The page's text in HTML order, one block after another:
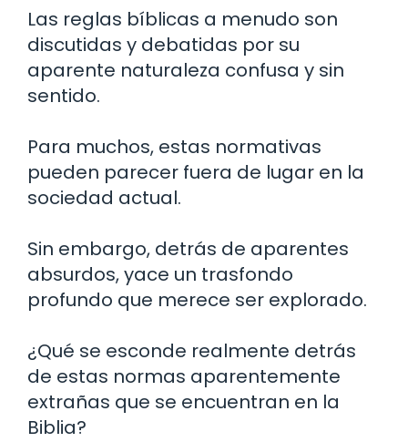
Las reglas bíblicas a menudo son
discutidas y debatidas por su
aparente naturaleza confusa y sin
sentido.
Para muchos, estas normativas
pueden parecer fuera de lugar en la
sociedad actual.
Sin embargo, detrás de aparentes
absurdos, yace un trasfondo
profundo que merece ser explorado.
¿Qué se esconde realmente detrás
de estas normas aparentemente
extrañas que se encuentran en la
Biblia?